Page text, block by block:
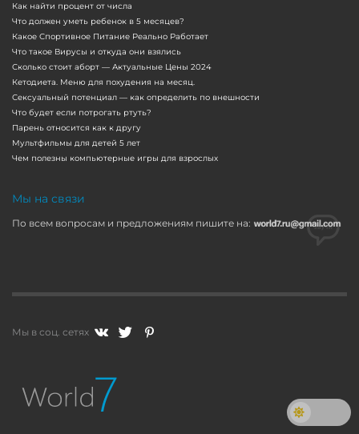
Как найти процент от числа
Что должен уметь ребенок в 5 месяцев?
Какое Спортивное Питание Реально Работает
Что такое Вирусы и откуда они взялись
Сколько стоит аборт — Актуальные Цены 2024
Кетодиета. Меню для похудения на месяц.
Сексуальный потенциал — как определить по внешности
Что будет если потрогать ртуть?
Парень относится как к другу
Мультфильмы для детей 5 лет
Чем полезны компьютерные игры для взрослых
Мы на связи
По всем вопросам и предложениям пишите на:
Мы в соц. сетях